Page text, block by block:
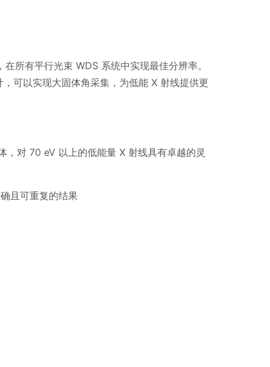
在所有平行光束 WDS 系统中实现最佳分辨率。
可以实现大固体角采集，为低能 X 射线提供更
，对 70 eV 以上的低能量 X 射线具有卓越的灵
且可重复的结果